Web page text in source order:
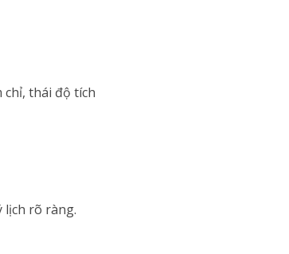
chỉ, thái độ tích
lịch rõ ràng.